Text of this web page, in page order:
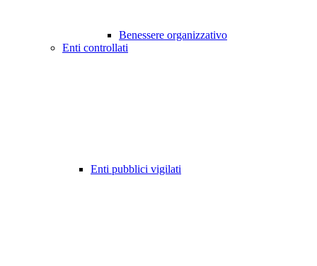
Benessere organizzativo
Enti controllati
Enti pubblici vigilati